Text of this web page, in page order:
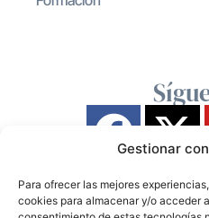
Gestionar
Para ofrecer las mejores
cookies para almacenar y/o acceder